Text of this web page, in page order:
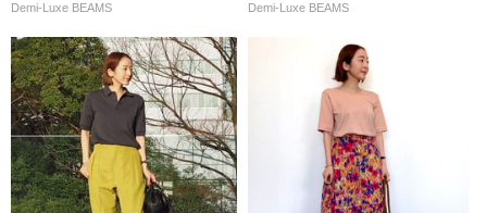
Demi-Luxe BEAMS Demi-Luxe BEAMS